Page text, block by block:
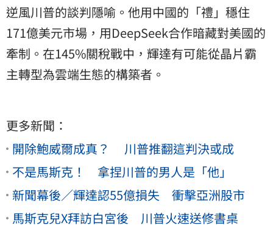
逆風川普的談判隱喻。他用中國的「禮」穩住
171億美元市場，用DeepSeek合作暗藏對美國的
牽制。在145%關稅戰中，輝達有可能從晶片霸
主轉型為雲端生態的構築者。
更多新聞：
開除鮑威爾成真？ 川普推翻這判決或成
不是馬斯克！ 拿捏川普的男人是「他」
新聞幕後／輝達認55億損失 衝擊亞洲股市
馬斯克兒X拜訪白宮後 川普火速送修書桌